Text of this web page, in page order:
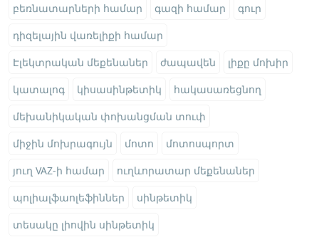
բեռնատարների համար
գազի համար
գուր
դիզելային վառելիքի համար
Էլեկտրական մեքենաներ
ժապավեն
լիքը մոխիր
կատալոգ
կիսասինթետիկ
հակասառեցնող
մեխանիկական փոխանցման տուփ
միջին մոխրագույն
մոտո
մոտոսպորտ
յուղ VAZ-ի համար
ուղևորատար մեքենաներ
պոլիալֆաոլեֆիններ
սինթետիկ
տեսակը լիովին սինթետիկ